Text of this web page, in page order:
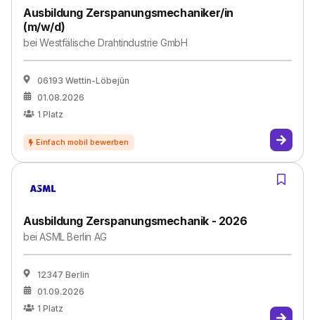
Ausbildung Zerspanungsmechaniker/in
(m/w/d)
beiWestfälische Drahtindustrie GmbH
06193 Wettin-Löbejün
01.08.2026
1 Platz
Ausbildung Zerspanungsmechanik - 2026
beiASML Berlin AG
12347 Berlin
01.09.2026
1 Platz